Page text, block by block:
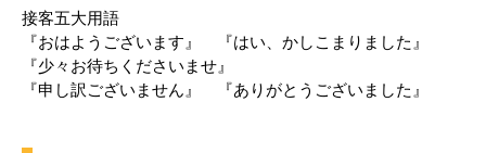
接客五大用語
『おはようございます』 『はい、かしこまりました』
『少々お待ちくださいませ』
『申し訳ございません』 『ありがとうございました』